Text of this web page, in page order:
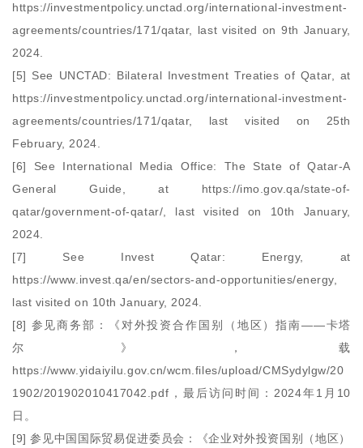
https://investmentpolicy.unctad.org/international-investment-
agreements/countries/171/qatar, last visited on 9th January,
2024.
[5] See UNCTAD: Bilateral Investment Treaties of Qatar, at
https://investmentpolicy.unctad.org/international-investment-
agreements/countries/171/qatar, last visited on 25th
February, 2024.
[6] See International Media Office: The State of Qatar-A
General Guide, at https://imo.gov.qa/state-of-
qatar/government-of-qatar/, last visited on 10th January,
2024.
[7] See Invest Qatar: Energy, at
https://www.invest.qa/en/sectors-and-opportunities/energy,
last visited on 10th January, 2024.
[8] 参见商务部：《对外投资合作国别（地区）指南——卡塔
尔》，载
https://www.yidaiyilu.gov.cn/wcm.files/upload/CMSydylgw/20
1902/201902010417042.pdf，最后访问时间：2024年1月10
日。
[9] 参见中国国际贸易促进委员会：《企业对外投资国别（地区）